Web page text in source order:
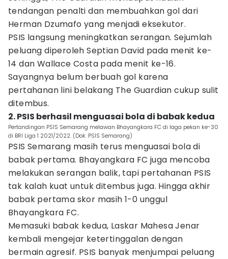
tendangan penalti dan membuahkan gol dari
Herman Dzumafo yang menjadi eksekutor.
PSIS langsung meningkatkan serangan. Sejumlah
peluang diperoleh Septian David pada menit ke-
14 dan Wallace Costa pada menit ke-16.
Sayangnya belum berbuah gol karena
pertahanan lini belakang The Guardian cukup sulit
ditembus.
2. PSIS berhasil menguasai bola di babak kedua
Pertandingan PSIS Semarang melawan Bhayangkara FC di laga pekan ke-30
di BRI Liga 1 2021/2022. (Dok. PSIS Semarang)
PSIS Semarang masih terus menguasai bola di
babak pertama. Bhayangkara FC juga mencoba
melakukan serangan balik, tapi pertahanan PSIS
tak kalah kuat untuk ditembus juga. Hingga akhir
babak pertama skor masih 1-0 unggul
Bhayangkara FC.
Memasuki babak kedua, Laskar Mahesa Jenar
kembali mengejar ketertinggalan dengan
bermain agresif. PSIS banyak menjumpai peluang